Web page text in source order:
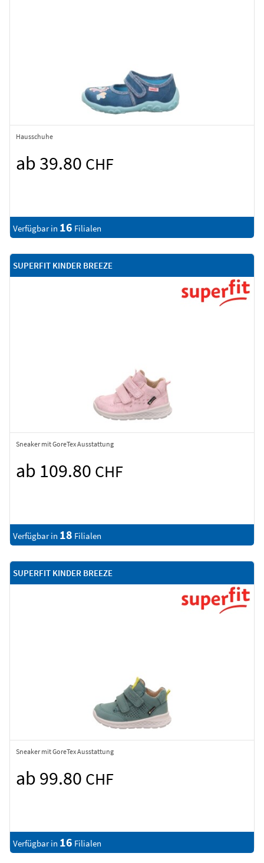
Hausschuhe
ab 39.80 CHF
Verfügbar in 16 Filialen
SUPERFIT KINDER BREEZE
Sneaker mit GoreTex Ausstattung
ab 109.80 CHF
Verfügbar in 18 Filialen
SUPERFIT KINDER BREEZE
Sneaker mit GoreTex Ausstattung
ab 99.80 CHF
Verfügbar in 16 Filialen